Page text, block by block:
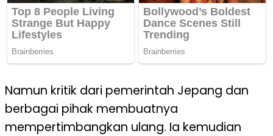
Namun kritik dari pemerintah Jepang dan
berbagai pihak membuatnya
mempertimbangkan ulang. Ia kemudian